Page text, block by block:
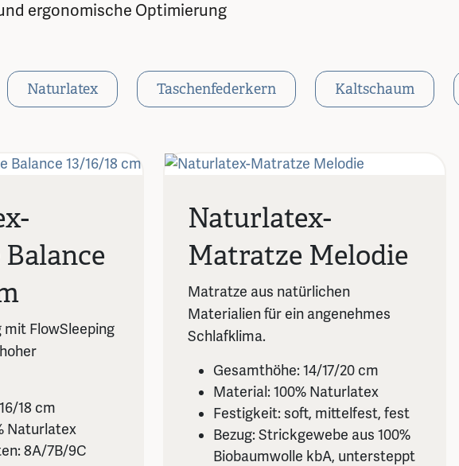
ergonomische Optimierung
Naturlatex Taschenfederkern Kaltschaum
FlowSleeping
18 cm
Naturlatex
8A/7B/9C
Naturlatex-
Matratze Melodie
Matratze aus natürlichen
Materialien für ein angenehmes
Schlafklima.
Gesamthöhe: 14/17/20 cm
Material: 100% Naturlatex
Festigkeit: soft, mittelfest, fest
Bezug: Strickgewebe aus 100%
Biobaumwolle kbA, untersteppt